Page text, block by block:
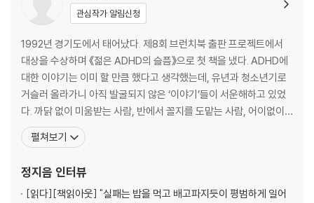
ADHD의 금전 감각 78
너무 시끄러운 고독 84
자기 학대 사용법 90
6년 차 ADHD가 많이 받는 질문 95
3장: 병원에 가다
ADHD 치료를 고민하는 이들에게 104
ADHD 약물치료, 효과와 부작용 109
ADHD 와 우울증에 대하여 118
4장: 내가 만난 세계
관심작가 알림신청
1992년 경기도에서 태어났다. 제8회 브런치북 출판 프로젝트에서
대상을 수상하며 《젊은 ADHD의 슬픔》으로 첫 책을 냈다. ADHD에
대한 이야기는 이미 할 만큼 했다고 생각했는데, 유년과 청소년기로
거슬러 올라가니 아직 발굴되지 않은 ‘이야기’들이 서운해하고 있었
다. 까닭 없이 미움받는 사람, 반에서 꼴지를 도맡는 사람, 어이없이
사기당한 사람, 미래가 캄캄하기만 한 사람, 소중한 것을 잃어 본 사
람, 자꾸 실패하는 사람 들이 내 이야기에 기대어 조금이라도 웃을 수
야기한 에세이 《우리 모두 가끔은 미칠 때
펼쳐보기
정지음 인터뷰
[읽다][책읽아웃] "실패는 밥을 먹고 배고파지듯이 평범하게 일어